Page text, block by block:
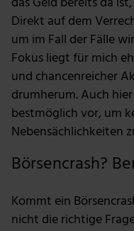
Direkt auf dem
um im Fall der Fälle
Fokus liegt für mich
und chancenreicher
drumherum. Auch
bestmöglich vor, um
Nebensächlichkeiten
Börsencrash?
Kommt ein
nicht die richtige